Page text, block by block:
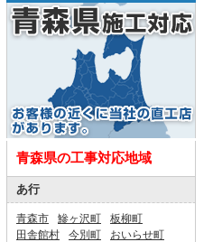
青森県の工事対応地域
あ行
青森市 鰺ヶ沢町
板柳町
田舎館村
今別町
おいらせ町